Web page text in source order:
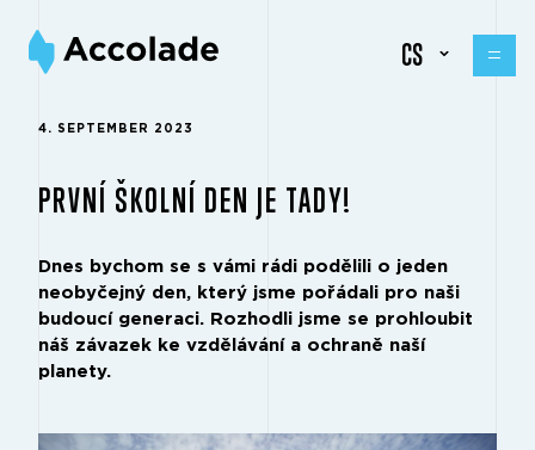
CS
4. SEPTEMBER 2023
PRVNÍ ŠKOLNÍ DEN JE TADY!
Dnes bychom se s vámi rádi podělili o jeden
neobyčejný den, který jsme pořádali pro naši
budoucí generaci. Rozhodli jsme se prohloubit
náš závazek ke vzdělávání a ochraně naší
planety.